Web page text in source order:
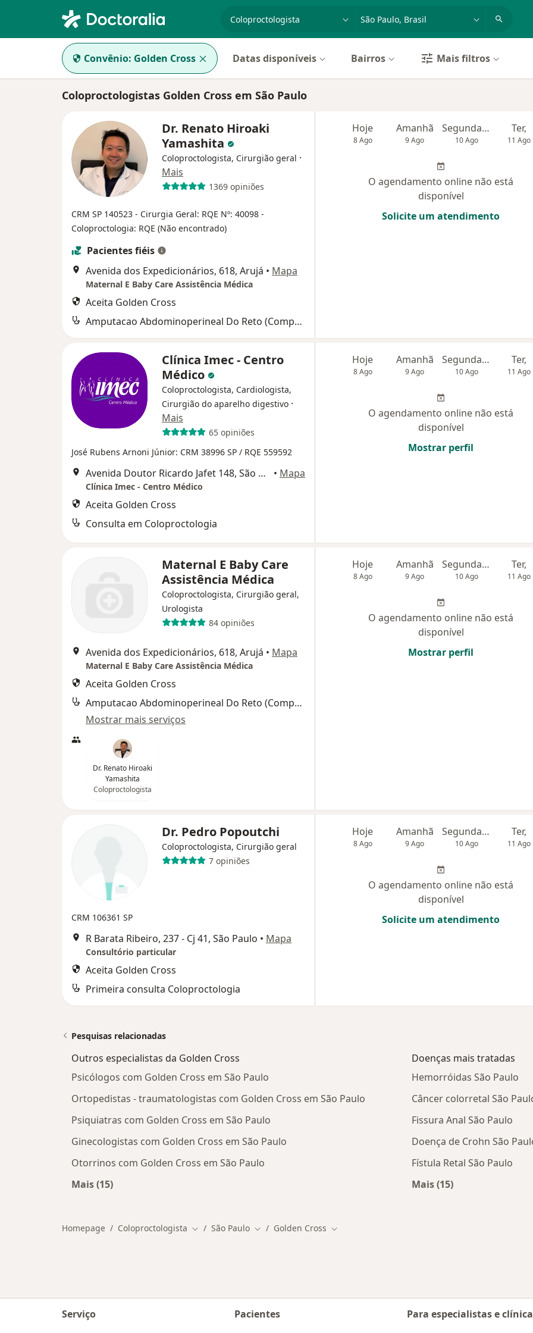
Convênio: Golden Cross Datas disponíveis Bairros Mais filtros
Coloproctologistas Golden Cross em São Paulo
Dr. Renato Hiroaki
Yamashita
Coloproctologista, Cirurgião geral ·
Mais
1369 opiniões
CRM SP 140523 - Cirurgia Geral: RQE Nº: 40098 -
Coloproctologia: RQE (Não encontrado)
Pacientes fiéis
Avenida dos Expedicionários, 618, Arujá • Mapa
Maternal E Baby Care Assistência Médica
Aceita Golden Cross
Amputacao Abdominoperineal Do Reto (Completa)
Hoje
8 Ago
Amanhã
9 Ago
Segunda-feira
10 Ago
Ter,
11 Ago
O agendamento online não está
disponível
Solicite um atendimento
Clínica Imec - Centro
Médico
Coloproctologista, Cardiologista,
Cirurgião do aparelho digestivo ·
Mais
65 opiniões
José Rubens Arnoni Júnior: CRM 38996 SP / RQE 559592
Avenida Doutor Ricardo Jafet 148, São Paulo • Mapa
Clínica Imec - Centro Médico
Aceita Golden Cross
Consulta em Coloproctologia
Hoje
8 Ago
Amanhã
9 Ago
Segunda-feira
10 Ago
Ter,
11 Ago
O agendamento online não está
disponível
Mostrar perfil
Maternal E Baby Care
Assistência Médica
Coloproctologista, Cirurgião geral,
Urologista
84 opiniões
Avenida dos Expedicionários, 618, Arujá • Mapa
Maternal E Baby Care Assistência Médica
Aceita Golden Cross
Amputacao Abdominoperineal Do Reto (Completa)
Mostrar mais serviços
Dr. Renato Hiroaki
Yamashita
Coloproctologista
Hoje
8 Ago
Amanhã
9 Ago
Segunda-feira
10 Ago
Ter,
11 Ago
O agendamento online não está
disponível
Mostrar perfil
Dr. Pedro Popoutchi
Coloproctologista, Cirurgião geral
7 opiniões
CRM 106361 SP
R Barata Ribeiro, 237 - Cj 41, São Paulo • Mapa
Consultório particular
Aceita Golden Cross
Primeira consulta Coloproctologia
Hoje
8 Ago
Amanhã
9 Ago
Segunda-feira
10 Ago
Ter,
11 Ago
O agendamento online não está
disponível
Solicite um atendimento
Pesquisas relacionadas
Outros especialistas da Golden Cross
Psicólogos com Golden Cross em São Paulo
Ortopedistas - traumatologistas com Golden Cross em São Paulo
Psiquiatras com Golden Cross em São Paulo
Ginecologistas com Golden Cross em São Paulo
Otorrinos com Golden Cross em São Paulo
Mais (15)
Doenças mais tratadas
Hemorróidas São Paulo
Câncer colorretal São
Fissura Anal São Paulo
Doença de Crohn São
Fístula Retal São Paulo
Mais (15)
Homepage Coloproctologista Mudar de cidade
São Paulo Mudar de cidade
Golden Cross Mudar de cidade
Serviço
Pacientes
Para especialistas e